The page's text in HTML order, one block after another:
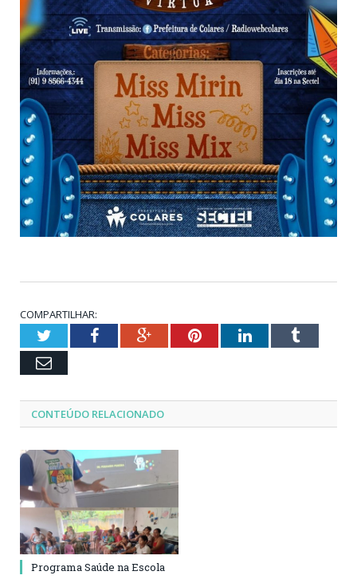
COMPARTILHAR:
TwitterFacebookGoogle+PinterestLinkedInTumblr
Email
CONTEÚDO RELACIONADO
Programa Saúde na Escola